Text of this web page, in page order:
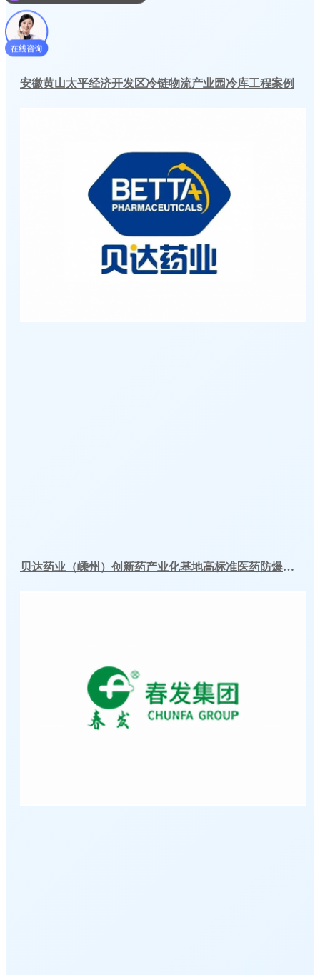
安徽黄山太平经济开发区冷链物流产业园冷库工程案例
贝达药业（嵊州）创新药产业化基地高标准医药防爆冷库建造工程案例